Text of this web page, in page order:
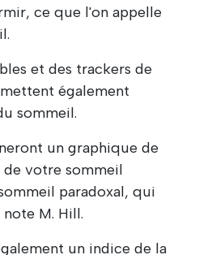
ce que l'on appelle
et des trackers de
également
sommeil.
un graphique de
votre sommeil
paradoxal, qui
M. Hill.
un indice de la